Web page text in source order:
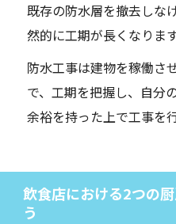
既存の防水層を撤去しな
然的に工期が長くなります
防水工事は建物を稼働さ
で、工期を把握し、自分
余裕を持った上で工事を
飲食店における2つの
う